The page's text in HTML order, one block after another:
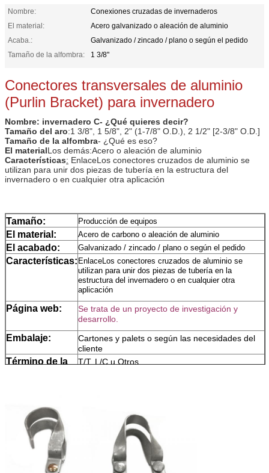
Nombre:
Conexiones cruzadas de invernaderos
El material:
Acero galvanizado o aleación de aluminio
Acaba.:
Galvanizado / zincado / plano o según el pedido
Tamaño de la alfombra:
1 3/8"
Conectores transversales de aluminio
(Purlin Bracket) para invernadero
Nombre: invernadero C- ¿Qué quieres decir?
Tamaño del aro:1 3/8", 1 5/8", 2" (1-7/8" O.D.), 2 1/2" [2-3/8" O.D.]
Tamaño de la alfombra- ¿Qué es eso?
El materialLos demás:Acero o aleación de aluminio
Características: EnlaceLos conectores cruzados de aluminio se
utilizan para unir dos piezas de tubería en la estructura del
invernadero o en cualquier otra aplicación
Tamaño: Producción de equipos
El material: Acero de carbono o aleación de aluminio
El acabado: Galvanizado / zincado / plano o según el pedido
Características: Enlace Los conectores cruzados de aluminio se
utilizan para unir dos piezas de tubería en la
estructura del invernadero o en cualquier otra
aplicación
Página web:
Se trata de un proyecto de investigación y
desarrollo.
Embalaje:
Cartones y palets o según las necesidades del
cliente
Término de la
T/T, L/C u Otros
3Protección de la calidad del producto
Nota:
Por favor, nos permite saber el tamaño,
cantidad, material o grado, superficie, Si es
especial y productos no estándar, por favor,
proporcione el dibujo o fotos